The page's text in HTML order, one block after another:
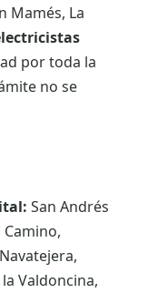
Mamés, La
por toda la
no se
San Andrés
Valdoncina,